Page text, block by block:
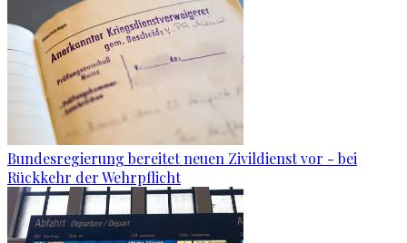
Bundesregierung bereitet neuen Zivildienst vor - bei
Rückkehr der Wehrpflicht